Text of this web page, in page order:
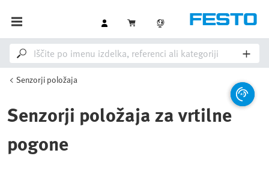
Senzorji položaja
Senzorji položaja za vrtilne
pogone